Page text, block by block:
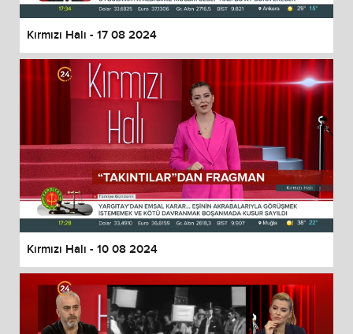
Kırmızı Halı - 17 08 2024
Kırmızı Halı - 10 08 2024